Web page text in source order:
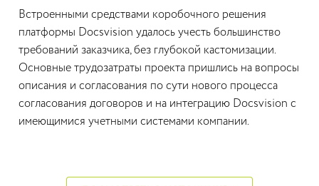
Встроенными средствами коробочного решения
платформы Docsvision удалось учесть большинство
требований заказчика, без глубокой кастомизации.
Основные трудозатраты проекта пришлись на вопросы
описания и согласования по сути нового процесса
согласования договоров и на интеграцию Docsvision с
имеющимися учетными системами компании.